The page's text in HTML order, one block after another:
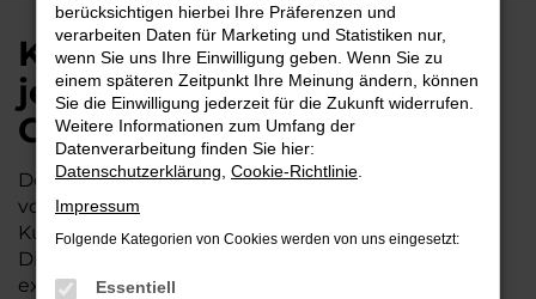
Kurze Wege nach Nidda –
jetzt Mitsubishi Eclipse
Cross günstig kaufen
Der Mitsubishi Eclipse Cross wird gleichermaßen
von Expertinnen und Experten wie von unserer
Kundschaft aus Nidda und Umgebung geschätzt.
Dieses Fahrzeug ist vielseitig und bietet ein
exzellentes Preis-Leistungs-Verhältnis. Wer im
berücksichtigen hierbei Ihre Präferenzen und
verarbeiten Daten für Marketing und Statistiken nur,
wenn Sie uns Ihre Einwilligung geben. Wenn Sie zu
einem späteren Zeitpunkt Ihre Meinung ändern, können
Sie die Einwilligung jederzeit für die Zukunft widerrufen.
Weitere Informationen zum Umfang der
Datenverarbeitung finden Sie hier:
Datenschutzerklärung Cookie-Richtlinie
Impressum
Folgende Kategorien von Cookies werden von uns eingesetzt:
Essentiell